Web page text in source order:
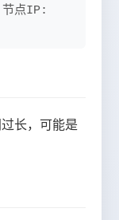
点IP:
长，可能是